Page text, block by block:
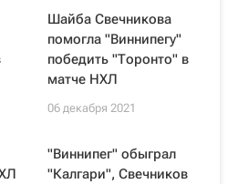
Шайба Свечникова
помогла "Виннипегу"
победить "Торонто" в
матче НХЛ
06 декабря 2021
"Виннипег" обыграл
"Калгари", Свечников